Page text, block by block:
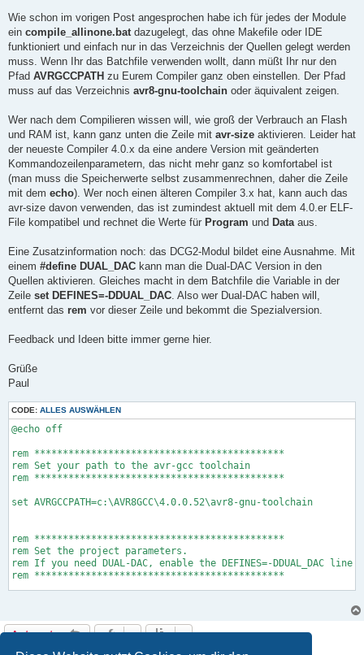
Wie schon im vorigen Post angesprochen habe ich für jedes der Module
ein compile_allinone.batdazugelegt, das ohne Makefile oder IDE
funktioniert und einfach nur in das Verzeichnis der Quellen gelegt werden
muss. Wenn Ihr das Batchfile verwenden wollt, dann müßt Ihr nur den
Pfad AVRGCCPATH zu Eurem Compiler ganz oben einstellen. Der Pfad
muss auf das Verzeichnis avr8-gnu-toolchain oder äquivalent zeigen.
Wer nach dem Compilieren wissen will, wie groß der Verbrauch an Flash
und RAM ist, kann ganz unten die Zeile mit avr-size aktivieren. Leider hat
der neueste Compiler 4.0.x da eine andere Version mit geänderten
Kommandozeilenparametern, das nicht mehr ganz so komfortabel ist
(man muss die Speicherwerte selbst zusammenrechnen, daher die Zeile
mit dem echo). Wer noch einen älteren Compiler 3.x hat, kann auch das
avr-size davon verwenden, das ist zumindest aktuell mit dem 4.0.er ELF-
File kompatibel und rechnet die Werte für Program und Dataaus.
Eine Zusatzinformation noch: das DCG2-Modul bildet eine Ausnahme. Mit
einem #define DUAL_DAC kann man die Dual-DAC Version in den
Quellen aktivieren. Gleiches macht in dem Batchfile die Variable in der
Zeile set DEFINES=-DDUAL_DAC. Also wer Dual-DAC haben will,
entfernt das rem vor dieser Zeile und bekommt die Spezialversion.
Feedback und Ideen bitte immer gerne hier.
Grüße
Paul
CODE: ALLES AUSWÄHLEN
@echo off
rem ********************************************
rem Set your path to the avr-gcc toolchain
rem ********************************************
set AVRGCCPATH=c:\AVR8GCC\4.0.0.52\avr8-gnu-toolchain
rem ********************************************
rem Set the project parameters.
rem If you need DUAL-DAC, enable the DEFINES=-DDUAL_DAC line
rem ********************************************
set DEFINES=
Antworten
8 Beiträge • Seite1 von 1